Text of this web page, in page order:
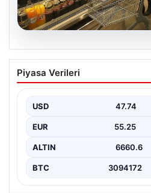
07.08.2026
Enflasyon verileri ne
açıklanacak? 2026
Piyasa Verileri
USD 47.74
EUR 55.25
ALTIN 6660.6
BTC 3094172